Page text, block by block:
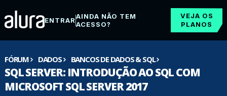
ENTRARAINDA NÃO TEM
ACESSO?
VEJA OS
PLANOS
FÓRUM DADOS BANCOS DE DADOS & SQL
SQL SERVER: INTRODUÇÃO AO SQL COM
MICROSOFT SQL SERVER 2017